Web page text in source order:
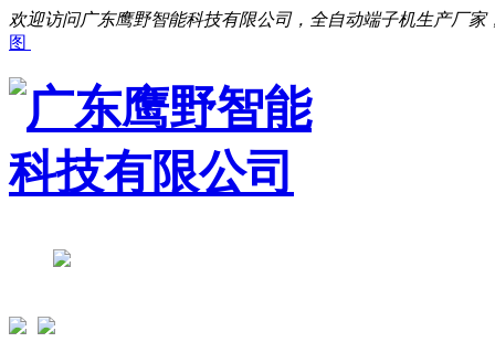
欢迎访问广东鹰野智能科技有限公司，全自动端子机生产厂家
图